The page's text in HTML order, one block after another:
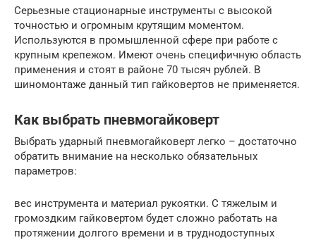
Серьезные стационарные инструменты с высокой
точностью и огромным крутящим моментом.
Используются в промышленной сфере при работе с
крупным крепежом. Имеют очень специфичную область
применения и стоят в районе 70 тысяч рублей. В
шиномонтаже данный тип гайковертов не применяется.
Как выбрать пневмогайковерт
Выбрать ударный пневмогайковерт легко – достаточно
обратить внимание на несколько обязательных
параметров:
вес инструмента и материал рукоятки. С тяжелым и
громоздким гайковертом будет сложно работать на
протяжении долгого времени и в труднодоступных